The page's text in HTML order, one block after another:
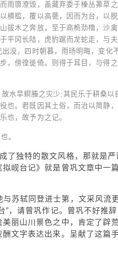
雨隳潦毁，盖藏弃委于榛丛茀草
横槛，覆以高甍，因而为台，以
拔木之奔放，至于高桅劲橹，沙
平冈长陆，虎豹踞而龙蛇走，与
没，四时朝暮，雨旸明晦，变化
，傍徨徙倚。则得于耳目，与得
水旱螟螣之灾少;其民乐于耕桑
也。君既因其土俗，而治以简静
也，故予为之记。
。
了独特的散文风格，那就是
岘台记》就是曾巩文章中一
苏轼同登进士第，文采风流
”，请曾巩作记。曾巩不好推
丽山川景色之中，肯定了辟
文字表达出来。呈献了这篇